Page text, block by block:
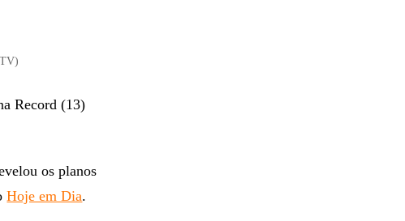
Record (13)
os planos
Hoje em Dia.